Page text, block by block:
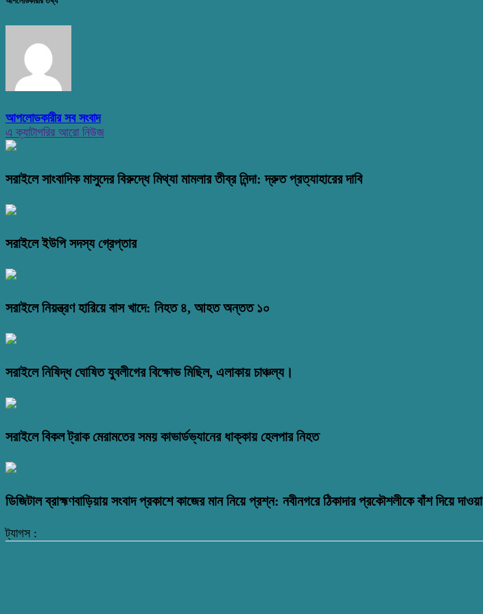
আপলোডকারীর সব সংবাদ
এ ক্যাটাগরির আরো নিউজ
সরাইলে সাংবাদিক মাসুদের বিরুদ্ধে মিথ্যা মামলার তীব্র নিন্দা: দ্রুত প্রত্যাহারের দাবি
সরাইলে ইউপি সদস্য গ্রেপ্তার
সরাইলে নিয়ন্ত্রণ হারিয়ে বাস খাদে: নিহত ৪, আহত অন্তত ১০
সরাইলে নিষিদ্ধ ঘোষিত যুবলীগের বিক্ষোভ মিছিল, এলাকায় চাঞ্চল্য।
সরাইলে বিকল ট্রাক মেরামতের সময় কাভার্ডভ্যানের ধাক্কায় হেলপার নিহত
ডিজিটাল ব্রাহ্মণবাড়িয়ায় সংবাদ প্রকাশে কাজের মান নিয়ে প্রশ্ন: নবীনগরে ঠিকাদার প্রকৌশলীকে বাঁশ দিয়ে দাওয়া
ট্যাগস :